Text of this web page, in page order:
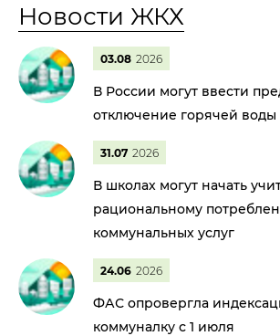
Новости ЖКХ
03.08 2026
В России могут ввести
отключение горячей воды
31.07 2026
В школах могут начать
рациональному
коммунальных услуг
24.06 2026
ФАС опровергла
коммуналку с 1 июля